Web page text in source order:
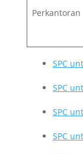
Perkantoran
SPC
SPC
SPC
SPC